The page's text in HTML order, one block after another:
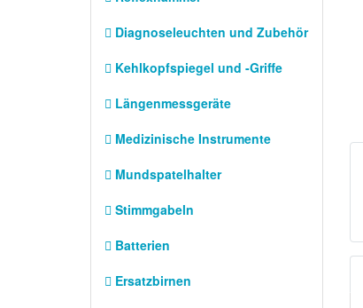
Diagnoseleuchten und Zubehör
Kehlkopfspiegel und -Griffe
Längenmessgeräte
Medizinische Instrumente
Mundspatelhalter
Stimmgabeln
Batterien
Ersatzbirnen